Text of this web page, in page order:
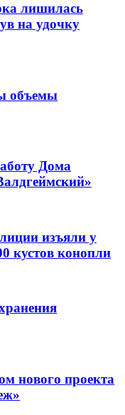
лишилась
на удочку
объемы
Дома
изъяли у
кустов конопли
нового проекта